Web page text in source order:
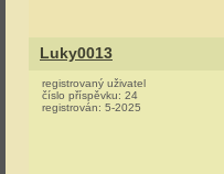
Luky0013
registrovaný uživatel
číslo příspěvku: 24
registrován: 5-2025